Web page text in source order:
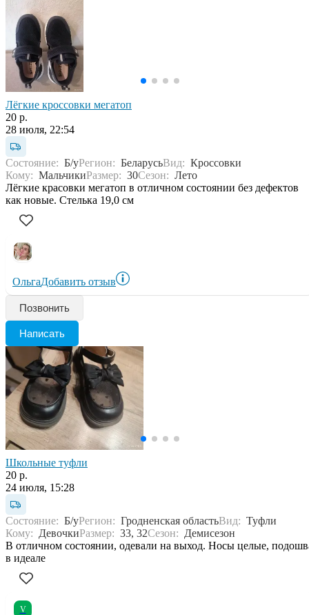
Лёгкие кроссовки мегатоп
20 р.
28 июля, 22:54
Состояние: Б/уРегион: БеларусьВид: Кроссовки
Кому: МальчикиРазмер: 30Сезон: Лето
Лёгкие красовки мегатоп в отличном состоянии без дефектов
как новые. Стелька 19,0 см
ОльгаДобавить отзыв
Позвонить
Написать
Школьные туфли
20 р.
24 июля, 15:28
Состояние: Б/уРегион: Гродненская областьВид: Туфли
Кому: ДевочкиРазмер: 33, 32Сезон: Демисезон
В отличном состоянии, одевали на выход. Носы целые,
в идеале
V